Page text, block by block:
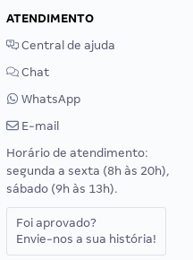
ATENDIMENTO
Central de ajuda
Chat
WhatsApp
E-mail
Horário de atendimento:
segunda a sexta (8h às 20h),
sábado (9h às 13h).
Foi aprovado?
Envie-nos a sua história!